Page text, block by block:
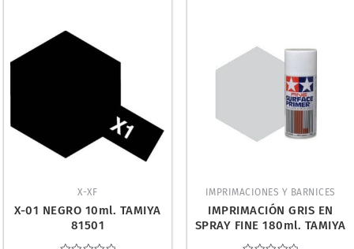
X-XF
X-01 NEGRO 10ml. TAMIYA
81501
IMPRIMACIONES Y BARNICES
IMPRIMACIÓN GRIS EN
SPRAY FINE 180ml. TAMIYA
87064